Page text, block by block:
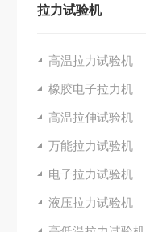
拉力试验机
高温拉力试验机
橡胶电子拉力机
高温拉伸试验机
万能拉力试验机
电子拉力试验机
液压拉力试验机